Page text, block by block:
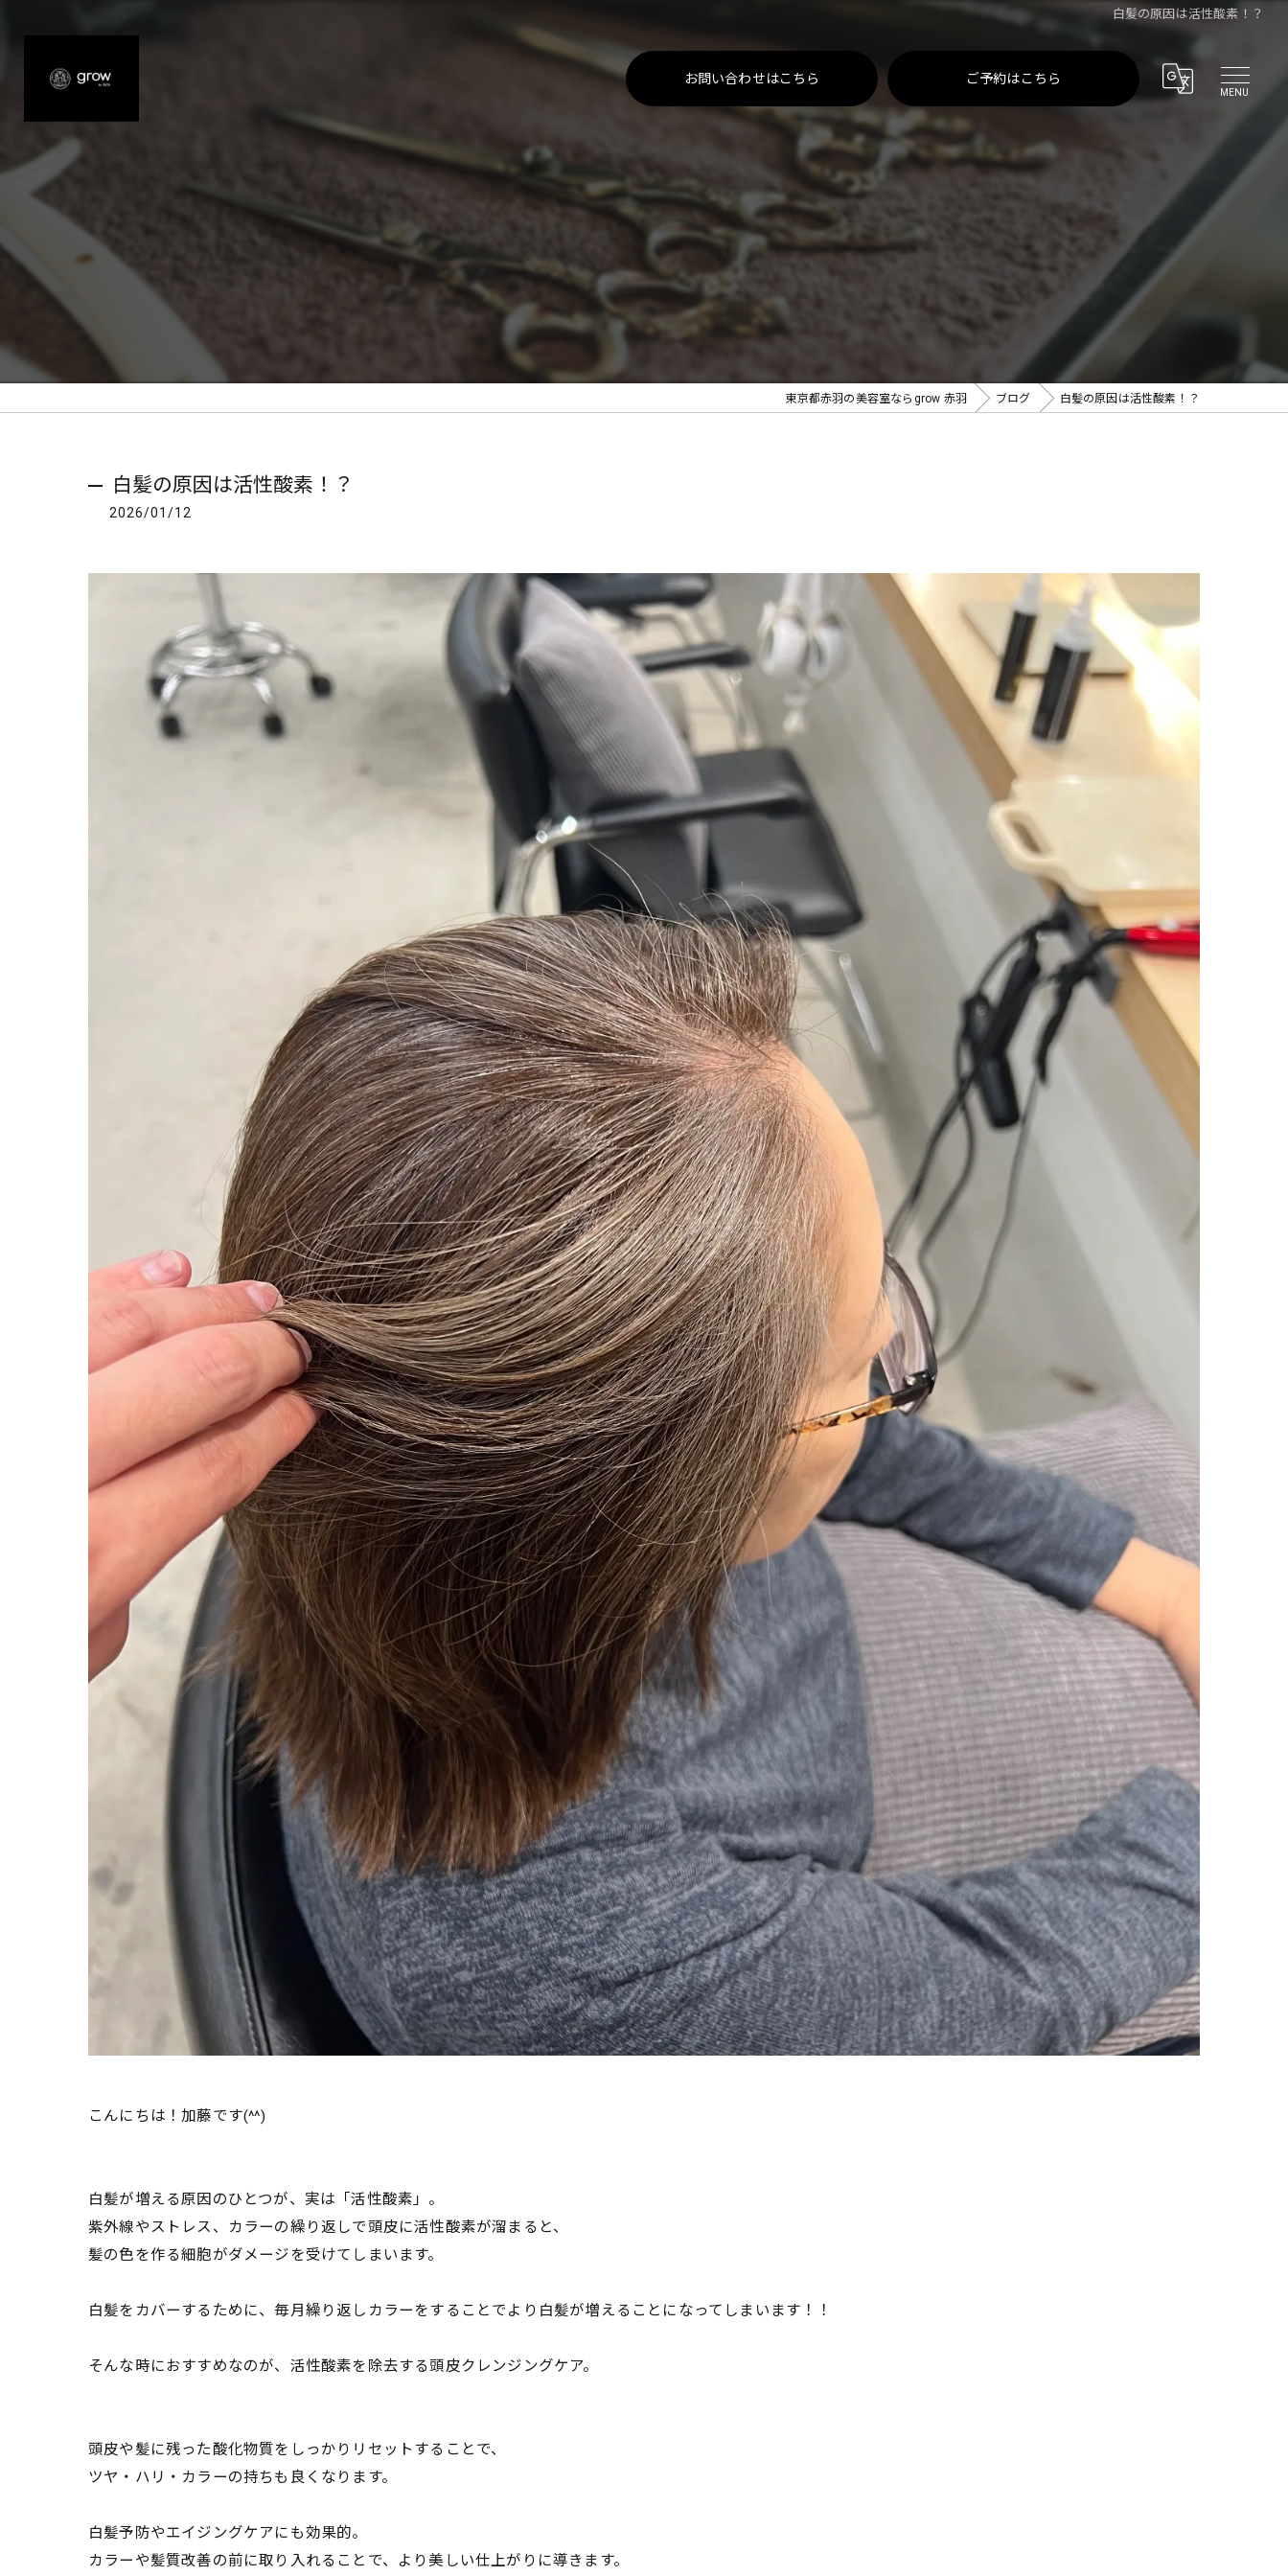
白髪の原因は活性酸素！？
お問い合わせはこちら ご予約はこちら
東京都赤羽の美容室ならgrow 赤羽 ブログ 白髪の原因は活性酸素！？
白髪の原因は活性酸素！？
2026/01/12
こんにちは！加藤です(^^)
白髪が増える原因のひとつが、実は「活性酸素」。
紫外線やストレス、カラーの繰り返しで頭皮に活性酸素が溜まると、
髪の色を作る細胞がダメージを受けてしまいます。
白髪をカバーするために、毎月繰り返しカラーをすることでより白髪が増えることになってしまいます！！
そんな時におすすめなのが、活性酸素を除去する頭皮クレンジングケア。
頭皮や髪に残った酸化物質をしっかりリセットすることで、
ツヤ・ハリ・カラーの持ちも良くなります。
白髪予防やエイジングケアにも効果的。
カラーや髪質改善の前に取り入れることで、より美しい仕上がりに導きます。